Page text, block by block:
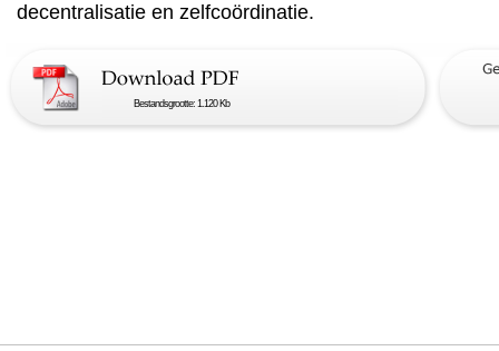
decentralisatie en zelfcoördinatie.
Bestandsgrootte: 1.120 Kb